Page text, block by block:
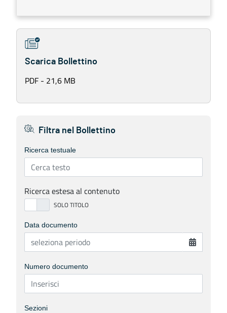
Scarica Bollettino
PDF - 21,6 MB
Filtra nel Bollettino
Ricerca testuale
Ricerca estesa al contenuto
Data documento
Numero documento
Sezioni